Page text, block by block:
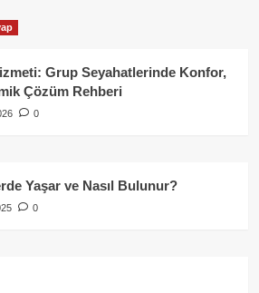
Grup Seyahatlerinde Konfor,
Çözüm Rehberi
0
Yaşar ve Nasıl Bulunur?
0